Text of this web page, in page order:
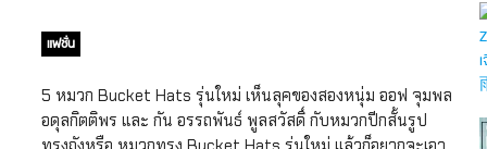
ยากสนองธีม Heroes are everywhere ด้วยการไปหาฮีโร่ของ
น้องหมาน้องแมวป่วยบ้าง เพราะคิดว่าช่วงวิกฤตโควิด-19 น้อง
หมาแมวน่าจะได้รับผลกระทบมากแน่ๆ หลังจากรอสถานการณ์
ดีขึ้นอยู่นาน เราก็ได้ฤกษ์งามยามดี ติดต่อไปยังมูลนิธิบ้าน
สงเคราะห์สัตว์พิการ สาขาบางเลน เพราะได้รับข้อมูลว่าที่นี่
แฟชั่น
5 หมวก Bucket Hats รุ่นใหม่ เห็นลุคของสองหนุ่ม ออฟ จุมพล
อดุลกิตติพร และ กัน อรรถพันธ์ พูลสวัสดิ์ กับหมวกปีกสั้นรูป